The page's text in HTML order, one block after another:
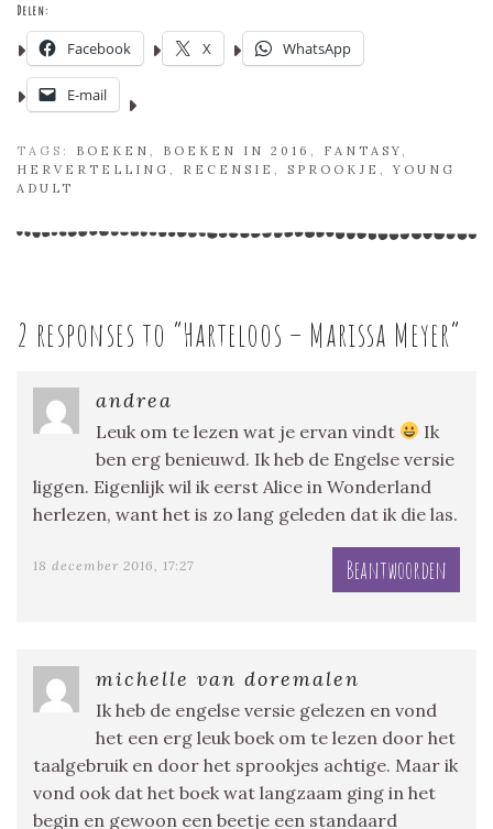
Delen:
Facebook X WhatsApp
E-mail
TAGS: BOEKEN BOEKEN IN 2016 FANTASY
HERVERTELLING
RECENSIE SPROOKJE ,YOUNG
ADULT
2 responses to “Harteloos – Marissa Meyer”
andrea
Leuk om te lezen wat je ervan vindt
Ik
ben erg benieuwd. Ik heb de Engelse versie
liggen. Eigenlijk wil ik eerst Alice in Wonderland
herlezen, want het is zo lang geleden dat ik die las.
18 december 2016, 17:27 Beantwoorden
michelle van doremalen
Ik heb de engelse versie gelezen en vond
het een erg leuk boek om te lezen door het
taalgebruik en door het sprookjes achtige. Maar ik
vond ook dat het boek wat langzaam ging in het
begin en gewoon een beetje een standaard